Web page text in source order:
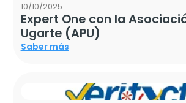
10/10/2025
Expert One con la
Ugarte (APU)
Saber más